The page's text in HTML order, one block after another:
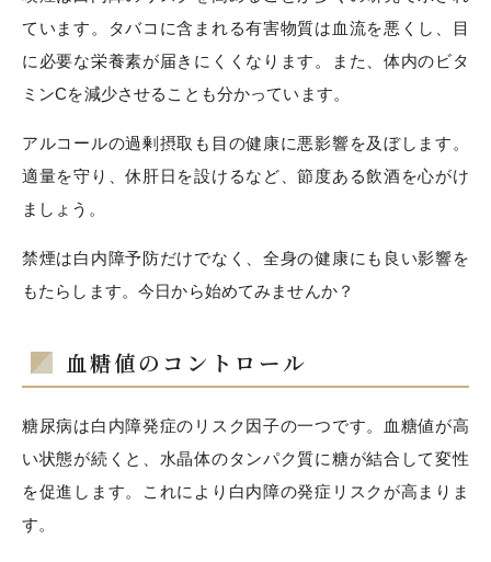
ています。タバコに含まれる有害物質は血流を悪くし、目
に必要な栄養素が届きにくくなります。また、体内のビタ
ミンCを減少させることも分かっています。
アルコールの過剰摂取も目の健康に悪影響を及ぼします。
適量を守り、休肝日を設けるなど、節度ある飲酒を心がけ
ましょう。
禁煙は白内障予防だけでなく、全身の健康にも良い影響を
もたらします。今日から始めてみませんか？
血糖値のコントロール
糖尿病は白内障発症のリスク因子の一つです。血糖値が高
い状態が続くと、水晶体のタンパク質に糖が結合して変性
を促進します。これにより白内障の発症リスクが高まりま
す。